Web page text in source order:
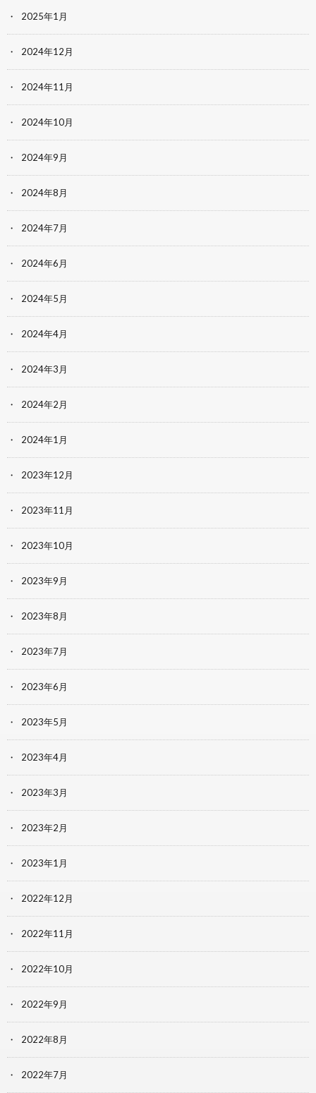
2025年1月
2024年12月
2024年11月
2024年10月
2024年9月
2024年8月
2024年7月
2024年6月
2024年5月
2024年4月
2024年3月
2024年2月
2024年1月
2023年12月
2023年11月
2023年10月
2023年9月
2023年8月
2023年7月
2023年6月
2023年5月
2023年4月
2023年3月
2023年2月
2023年1月
2022年12月
2022年11月
2022年10月
2022年9月
2022年8月
2022年7月